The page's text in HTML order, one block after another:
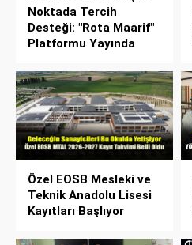
Noktada Tercih
Desteği: "Rota Maarif"
Platformu Yayında
Özel EOSB Mesleki ve
Teknik Anadolu Lisesi
Kayıtları Başlıyor